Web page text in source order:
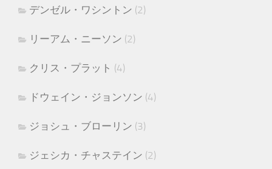
デンゼル・ワシントン (2)
リーアム・ニーソン (2)
クリス・プラット (4)
ドウェイン・ジョンソン (4)
ジョシュ・ブローリン (3)
ジェシカ・チャステイン (2)